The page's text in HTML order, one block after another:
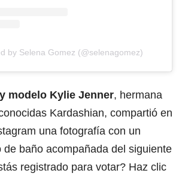
by Selena Gomez (@selenagomez)
modelo Kylie Jenner, hermana
Kardashian, compartió en
una fotografía con un
de baño acompañada del siguiente
registrado para votar? Haz clic